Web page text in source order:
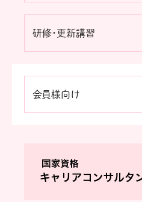
研修・更新講習
会員様向け